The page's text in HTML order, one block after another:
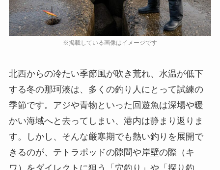
北西からの冷たい季節風が吹き荒れ、水温が低下
する冬の那珂湊は、多くの釣り人にとって試練の
季節です。アジや青物といった回遊魚は深場や暖
かい海域へと去ってしまい、港内は静まり返りま
す。しかし、そんな厳寒期でも熱い釣りを展開で
きるのが、テトラポッドの隙間や岸壁の際（キ
ワ）をダイレクトに狙う「穴釣り」や「探り釣